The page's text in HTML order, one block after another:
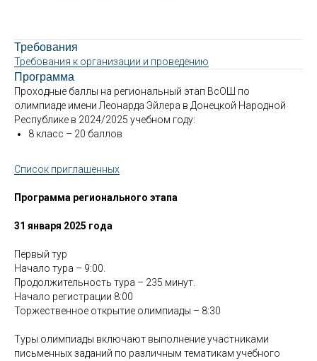
Требования
Требования к организации и проведению
Программа
Проходные баллы на региональный этап ВсОШ по
олимпиаде имени Леонарда Эйлера в Донецкой Народной
Республике в 2024/2025 учебном году:
8 класс – 20 баллов
Список приглашенных
Программа регионального этапа
31 января 2025 года
Первый тур
Начало тура – 9:00.
Продолжительность тура – 235 минут.
Начало регистрации 8:00
Торжественное открытие олимпиады – 8:30
Туры олимпиады включают выполнение участниками
письменных заданий по различным тематикам учебного